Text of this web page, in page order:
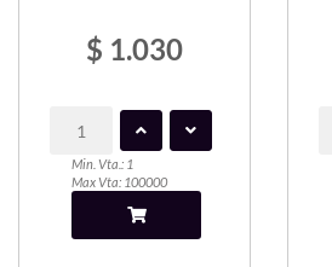
$ 1.030
Min. Vta.: 1
Max Vta: 100000